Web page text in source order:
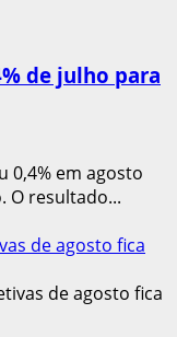
de julho para
0,4% em agosto
O resultado...
de agosto fica